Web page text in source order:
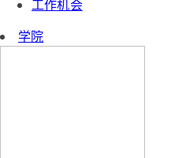
工作机会
学院